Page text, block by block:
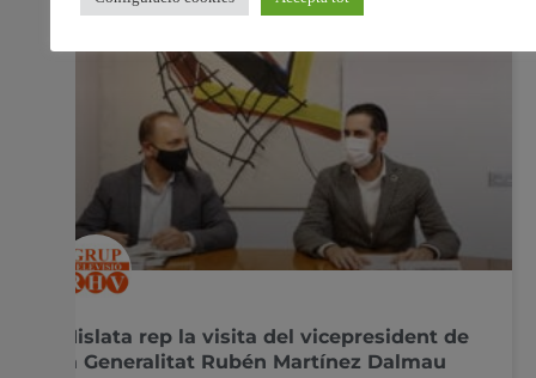
Mislata rep la visita del vicepresident de
la Generalitat Rubén Martínez Dalmau